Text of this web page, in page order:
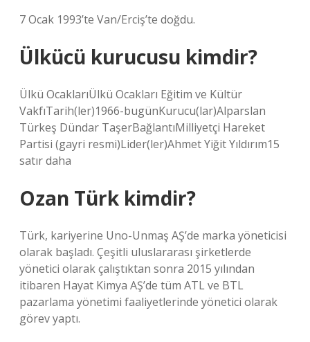
7 Ocak 1993’te Van/Erciş’te doğdu.
Ülkücü kurucusu kimdir?
Ülkü OcaklarıÜlkü Ocakları Eğitim ve Kültür
VakfıTarih(ler)1966-bugünKurucu(lar)Alparslan
Türkeş Dündar TaşerBağlantıMilliyetçi Hareket
Partisi (gayri resmi)Lider(ler)Ahmet Yiğit Yıldırım15
satır daha
Ozan Türk kimdir?
Türk, kariyerine Uno-Unmaş AŞ’de marka yöneticisi
olarak başladı. Çeşitli uluslararası şirketlerde
yönetici olarak çalıştıktan sonra 2015 yılından
itibaren Hayat Kimya AŞ’de tüm ATL ve BTL
pazarlama yönetimi faaliyetlerinde yönetici olarak
görev yaptı.